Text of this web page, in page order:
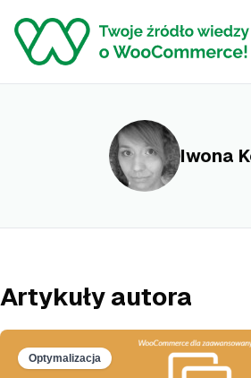
Iwona
Artykuły autora
Optymalizacja